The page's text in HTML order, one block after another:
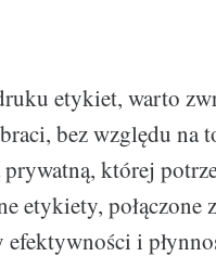
etykiet, warto
bez względu na
prywatną, której
etykiety,
i